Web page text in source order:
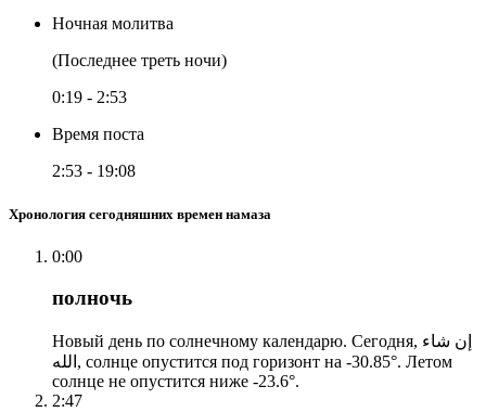
Ночная молитва
(Последнее треть ночи)
0:19 - 2:53
Время поста
2:53 - 19:08
Хронология сегодняшних времен намаза
0:00
полночь
Новый день по солнечному календарю. Сегодня, إن شاء
الله, солнце опустится под горизонт на -30.85°. Летом
солнце не опустится ниже -23.6°.
2:47